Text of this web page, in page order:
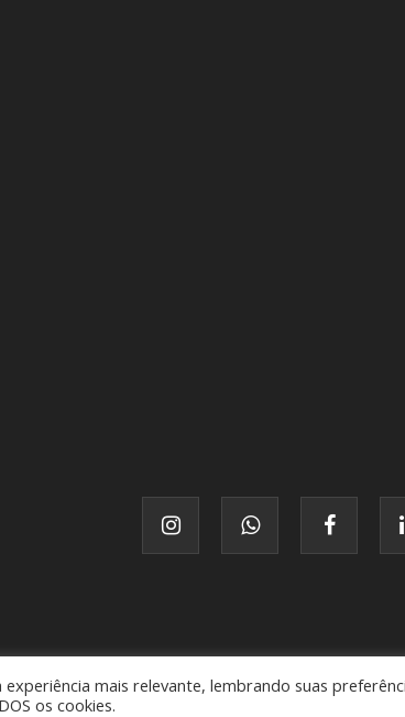
© FATTO, todos os
mais relevante, lembrando suas
os cookies.